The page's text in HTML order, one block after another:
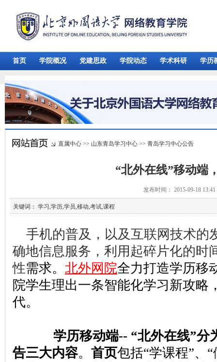
首页 学院概况 党建思政 学院动态 学术科研 学历
直属中心 >> 山东青岛学习中心 >> 青岛学习中心公告
“北外在线”移动端
发布时间： 2015-09-18
关键词： 学习,学历,学员,移动,考试,课程
手机的普及，以及互联网技术的
确地信息服务，利用起碎片化的时
性需求。 北外网院全力打造学历移
院学生理出一条智能化学习新攻略
代。
学历移动端-- “北外在线”分
告三大内容。 首页包括“学课程”、